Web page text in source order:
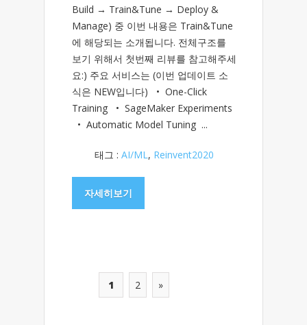
Build → Train&Tune → Deploy &
Manage) 중 이번 내용은 Train&Tune
에 해당되는 소개됩니다. 전체구조를
보기 위해서 첫번째 리뷰를 참고해주세
요:) 주요 서비스는 (이번 업데이트 소
식은 NEW입니다) • One-Click
Training • SageMaker Experiments
• Automatic Model Tuning ...
태그 : AI/ML, Reinvent2020
자세히보기
1 2 »